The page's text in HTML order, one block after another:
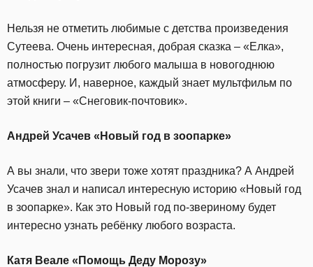
Нельзя не отметить любимые с детства произведения
Сутеева. Очень интересная, добрая сказка – «Елка»,
полностью погрузит любого малыша в новогоднюю
атмосферу. И, наверное, каждый знает мультфильм по
этой книги – «Снеговик-почтовик».
Андрей Усачев «Новый год в зоопарке»
А вы знали, что звери тоже хотят праздника? А Андрей
Усачев знал и написал интересную историю «Новый год
в зоопарке». Как это Новый год по-звериному будет
интересно узнать ребёнку любого возраста.
Катя Веале «Помощь Деду Морозу»